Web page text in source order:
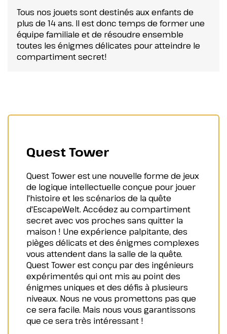
Tous nos jouets sont destinés aux enfants de
plus de 14 ans. Il est donc temps de former une
équipe familiale et de résoudre ensemble
toutes les énigmes délicates pour atteindre le
compartiment secret!
Quest Tower
Quest Tower est une nouvelle forme de jeux
de logique intellectuelle conçue pour jouer
l'histoire et les scénarios de la quête
d'EscapeWelt. Accédez au compartiment
secret avec vos proches sans quitter la
maison ! Une expérience palpitante, des
pièges délicats et des énigmes complexes
vous attendent dans la salle de la quête.
Quest Tower est conçu par des ingénieurs
expérimentés qui ont mis au point des
énigmes uniques et des défis à plusieurs
niveaux. Nous ne vous promettons pas que
ce sera facile. Mais nous vous garantissons
que ce sera très intéressant !